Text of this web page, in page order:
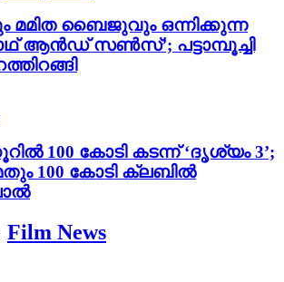
ബൈജുവും ഒന്നിക്കുന്ന
ആൻഡ് സൺസ്’; പട്ടാമ്പൂച്ചി
100 കോടി കടന്ന് ‘ദൃശ്യം 3’;
100 കോടി ക്ലബിൽ
Film News